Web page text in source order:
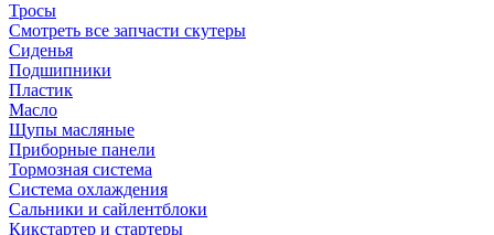
Тросы
Смотреть все запчасти скутеры
Сиденья
Подшипники
Пластик
Масло
Щупы масляные
Приборные панели
Тормозная система
Система охлаждения
Сальники и сайлентблоки
Кикстартер и стартеры